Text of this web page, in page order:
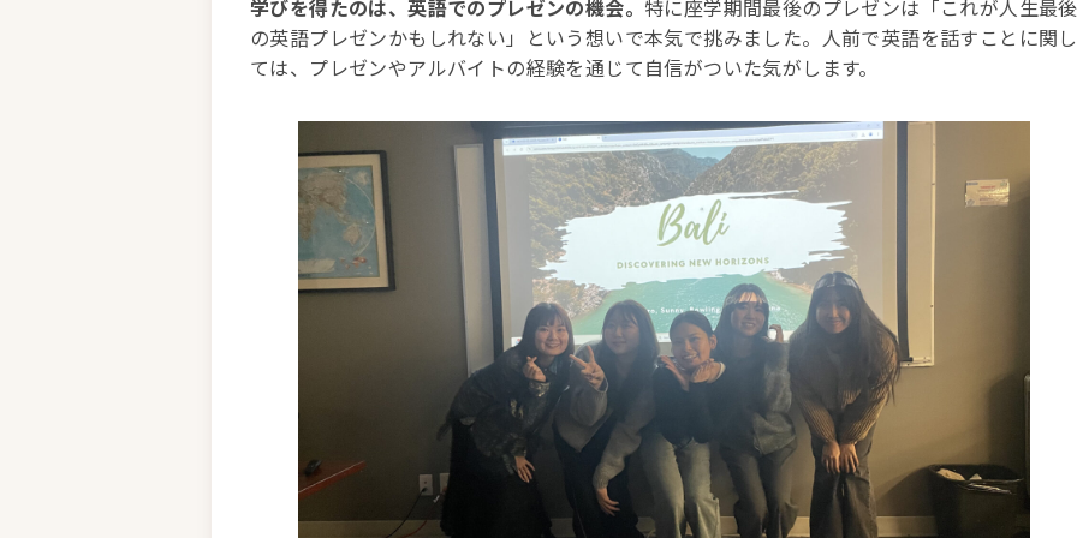
学びを得たのは、英語でのプレゼンの機会。 特に座学期間最後のプレゼンは「これが人生最後
の英語プレゼンかもしれない」という想いで本気で挑みました。人前で英語を話すことに関し
ては、プレゼンやアルバイトの経験を通じて自信がついた気がします。